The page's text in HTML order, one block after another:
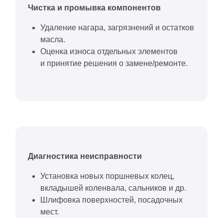
Чистка и промывка компонентов
Удаление нагара, загрязнений и остатков
масла.
Оценка износа отдельных элементов
и принятие решения о замене/ремонте.
Диагностика неисправности
Установка новых поршневых колец,
вкладышей коленвала, сальников и др.
Шлифовка поверхностей, посадочных
мест.